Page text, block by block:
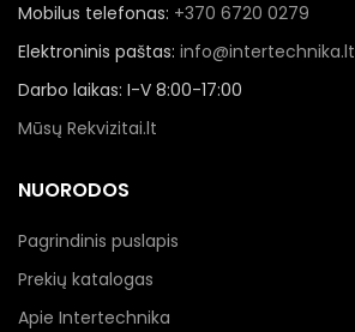
Mobilus telefonas: +370 6720 0279
Elektroninis paštas: info@intertechnika.lt
Darbo laikas: I-V 8:00-17:00
Mūsų Rekvizitai.lt
NUORODOS
Pagrindinis puslapis
Prekių katalogas
Apie Intertechnika